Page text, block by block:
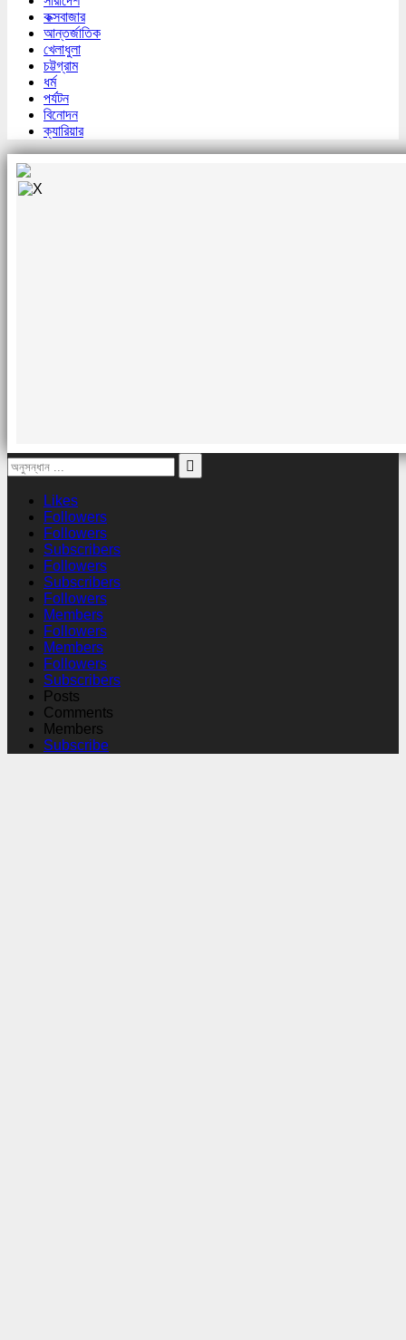
কক্সবাজার
আন্তর্জাতিক
খেলাধুলা
চট্টগ্রাম
ধর্ম
পর্যটন
বিনোদন
ক্যারিয়ার
Likes
Followers
Followers
Subscribers
Followers
Subscribers
Followers
Members
Followers
Members
Followers
Subscribers
Posts
Comments
Members
Subscribe